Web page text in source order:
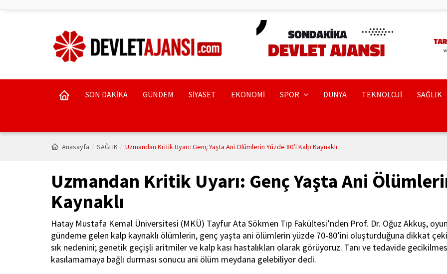
SON DAKİKA GÜNDEM SİYASET EKONOMİ SPOR DÜNYA TEKNOLOJİ SAĞLIK
Anasayfa SAĞLIK Uzmandan Kritik Uyarı: Genç Yaşta Ani Ölümlerin Yüzde 80’i Kalp Kaynaklı
Uzmandan Kritik Uyarı: Genç Yaşta Ani
Kaynaklı
Hatay Mustafa Kemal Üniversitesi (MKÜ) Tayfur Ata Sökmen Tıp Fakültesi’nden Prof. Dr. Oğuz Akkuş,
gündeme gelen kalp kaynaklı ölümlerin, genç yaşta ani ölümlerin yüzde 70-80’ini oluşturduğuna dikkat
sık nedenini; genetik geçişli aritmiler ve kalp kası hastalıkları olarak görüyoruz. Tanı ve tedavide
kasılamamaya bağlı durması sonucu ani ölüm meydana gelebiliyor dedi.